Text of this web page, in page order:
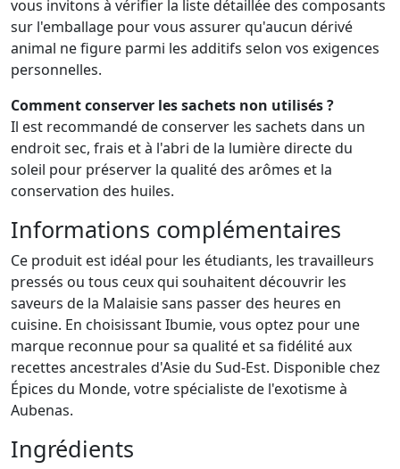
vous invitons à vérifier la liste détaillée des composants
sur l'emballage pour vous assurer qu'aucun dérivé
animal ne figure parmi les additifs selon vos exigences
personnelles.
Comment conserver les sachets non utilisés ?
Il est recommandé de conserver les sachets dans un
endroit sec, frais et à l'abri de la lumière directe du
soleil pour préserver la qualité des arômes et la
conservation des huiles.
Informations complémentaires
Ce produit est idéal pour les étudiants, les travailleurs
pressés ou tous ceux qui souhaitent découvrir les
saveurs de la Malaisie sans passer des heures en
cuisine. En choisissant Ibumie, vous optez pour une
marque reconnue pour sa qualité et sa fidélité aux
recettes ancestrales d'Asie du Sud-Est. Disponible chez
Épices du Monde, votre spécialiste de l'exotisme à
Aubenas.
Ingrédients